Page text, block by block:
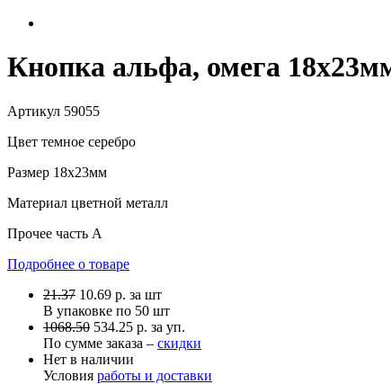
Кнопка альфа, омега
Артикул 59055
Цвет темное серебро
Размер 18х23мм
Материал цветной металл
Прочее часть A
Подробнее о товаре
21.37 10.69 р. за шт
В упаковке по 50 шт
1068.50 534.25 р. за уп.
По сумме заказа – скидки
Нет в наличии
Условия работы и доставки